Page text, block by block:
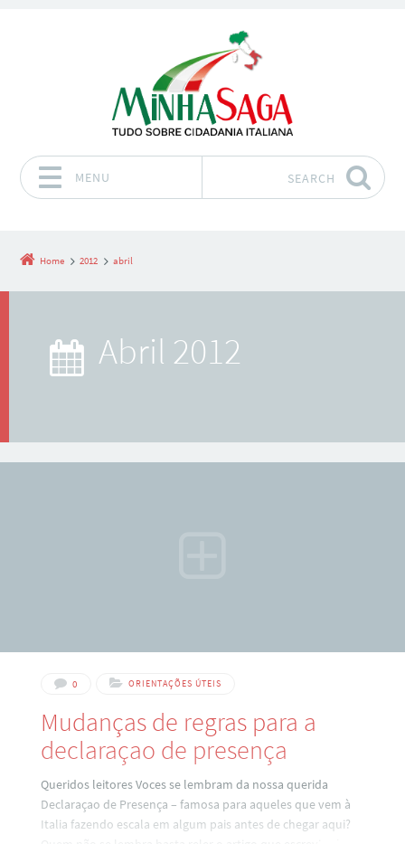
MENU SEARCH
Home 2012 abril
abril 2012
0 ORIENTAÇÕES ÚTEIS
Mudanças de regras para a
declaraçao de presença
Queridos leitores Voces se lembram da nossa querida
Declaraçao de Presença – famosa para aqueles que vem à
Italia fazendo escala em algum pais antes de chegar aqui?